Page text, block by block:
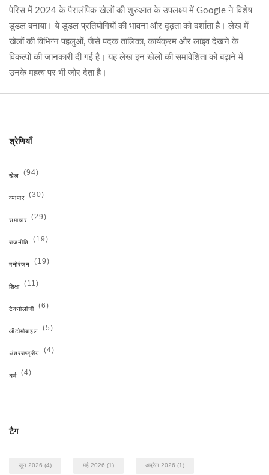
पेरिस में 2024 के पैरालंपिक खेलों की शुरुआत के उपलक्ष्य में Google ने विशेष
डूडल बनाया। ये डूडल प्रतियोगियों की भावना और दृढ़ता को दर्शाता है। लेख में
खेलों की विभिन्न पहलुओं, जैसे पदक तालिका, कार्यक्रम और लाइव देखने के
विकल्पों की जानकारी दी गई है। यह लेख इन खेलों की समावेशिता को बढ़ाने में
उनके महत्व पर भी जोर देता है।
श्रेणियाँ
खेल (94)
व्यापार (30)
समाचार (29)
राजनीति (19)
मनोरंजन (19)
शिक्षा (11)
टेक्नोलॉजी (6)
ऑटोमोबाइल (5)
अंतरराष्ट्रीय (4)
धर्म (4)
टैग
जून 2026 (4) मई 2026 (1) अप्रैल 2026 (1)